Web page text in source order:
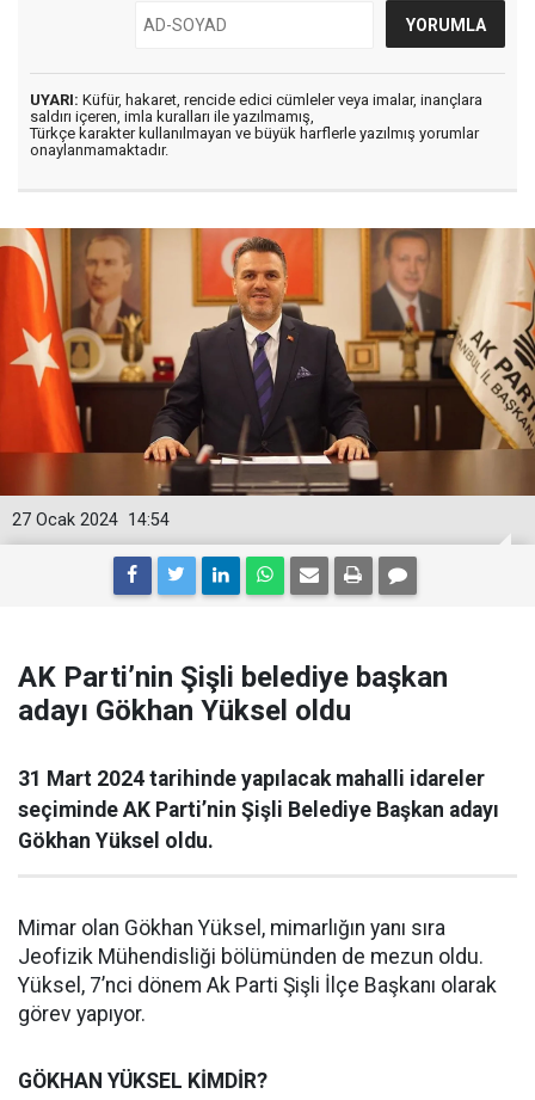
UYARI: Küfür, hakaret, rencide edici cümleler veya imalar, inançlara
saldırı içeren, imla kuralları ile yazılmamış,
Türkçe karakter kullanılmayan ve büyük harflerle yazılmış yorumlar
onaylanmamaktadır.
14:54
27 Ocak 2024
AK Parti’nin Şişli belediye başkan
adayı Gökhan Yüksel oldu
31 Mart 2024 tarihinde yapılacak mahalli idareler
seçiminde AK Parti’nin Şişli Belediye Başkan adayı
Gökhan Yüksel oldu.
Mimar olan Gökhan Yüksel, mimarlığın yanı sıra
Jeofizik Mühendisliği bölümünden de mezun oldu.
Yüksel, 7’nci dönem Ak Parti Şişli İlçe Başkanı olarak
görev yapıyor.
GÖKHAN YÜKSEL KİMDİR?